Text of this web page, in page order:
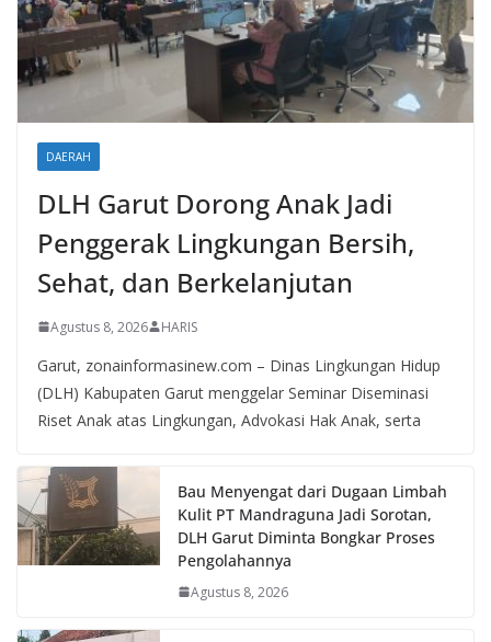
DAERAH
DLH Garut Dorong Anak Jadi
Penggerak Lingkungan Bersih,
Sehat, dan Berkelanjutan
Agustus 8, 2026 HARIS
Garut, zonainformasinew.com – Dinas Lingkungan Hidup
(DLH) Kabupaten Garut menggelar Seminar Diseminasi
Riset Anak atas Lingkungan, Advokasi Hak Anak, serta
Bau Menyengat dari Dugaan Limbah
Kulit PT Mandraguna Jadi Sorotan,
DLH Garut Diminta Bongkar Proses
Pengolahannya
Agustus 8, 2026